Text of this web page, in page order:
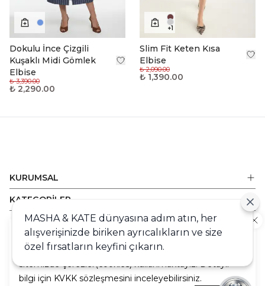
Cookie
Sizlere en iyi alışveriş deneyimini sunabilmek adına
sitemizde çerezler(cookies) kullanmaktayız. Detaylı
bilgi için KVKK sözleşmesini inceleyebilirsiniz.
Dokulu İnce Çizgili
Kuşaklı Midi Gömlek
Elbise
₺ 3,390.00
₺ 2,290.00
+1
Slim Fit Keten Kısa
Elbise
₺ 2,090.00
₺ 1,390.00
KURUMSAL
KATEGORİLER
ALIŞVERİŞ
DESTEK
MASHA & KATE dünyasına adım atın, her
alışverişinizde biriken ayrıcalıkların ve size
özel fırsatların keyfini çıkarın.